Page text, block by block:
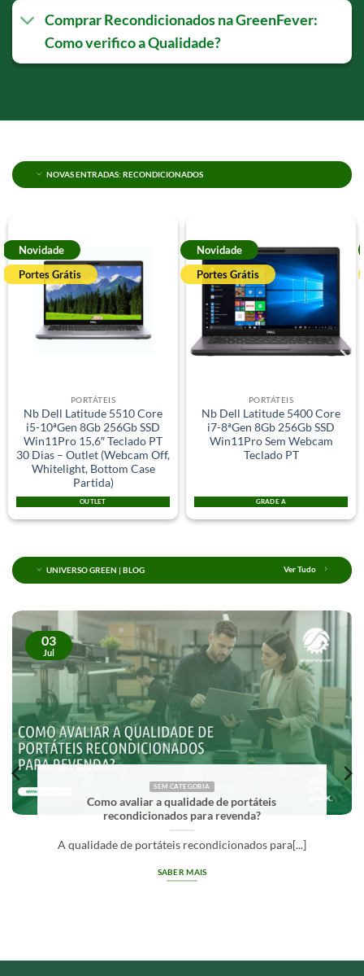
Comprar Recondicionados na GreenFever:
Como verifico a Qualidade?
NOVAS ENTRADAS: RECONDICIONADOS
Novidade
Portes Grátis
PORTÁTEIS
Nb Dell Latitude 5510 Core
i5-10ªGen 8Gb 256Gb SSD
Win11Pro 15,6″ Teclado PT
30 Dias – Outlet (Webcam Off,
Whitelight, Bottom Case
Partida)
OUTLET
Novidade
Portes Grátis
PORTÁTEIS
Nb Dell Latitude 5400 Core
i7-8ªGen 8Gb 256Gb SSD
Win11Pro Sem Webcam
Teclado PT
GRADE A
UNIVERSO GREEN | BLOG Ver Tudo
SEM CATEGORIA
Como avaliar a qualidade de portáteis
recondicionados para revenda?
A qualidade de portáteis recondicionados para[...]
SABER MAIS
03
Jul